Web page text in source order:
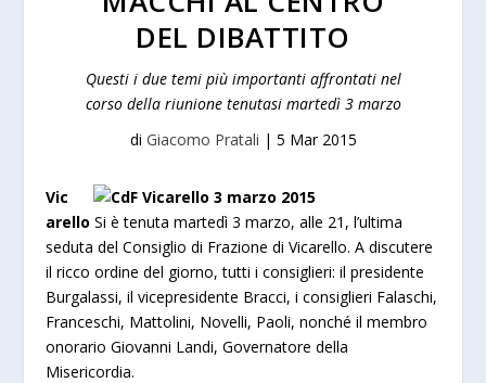
DEL DIBATTITO
Questi i due temi più importanti affrontati nel
corso della riunione tenutasi martedì 3 marzo
di Giacomo Pratali | 5 Mar 2015
Vic
arelloSi è tenuta martedì 3 marzo, alle 21, l’ultima
seduta del Consiglio di Frazione di Vicarello. A discutere
il ricco ordine del giorno, tutti i consiglieri: il presidente
Burgalassi, il vicepresidente Bracci, i consiglieri Falaschi,
Franceschi, Mattolini, Novelli, Paoli, nonché il membro
onorario Giovanni Landi, Governatore della
Misericordia.